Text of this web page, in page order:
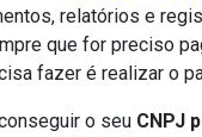
relatórios e
que for preciso
fazer é realizar o
o seu CNPJ